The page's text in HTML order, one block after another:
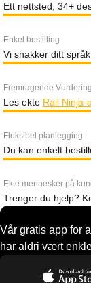
Ett nettsted, 34+
Enkel bestilling
Vi snakker ditt
Fremragende Vurdering
Les ekte Rail Ninja-
Fleksibel planlegging
Du kan enkelt
Ekte mennesker på
Trenger du hjelp?
Vår gratis app for
har aldri vært